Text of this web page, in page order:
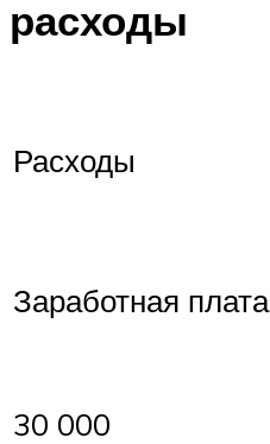
расходы
Расходы
Заработная плата
30 000